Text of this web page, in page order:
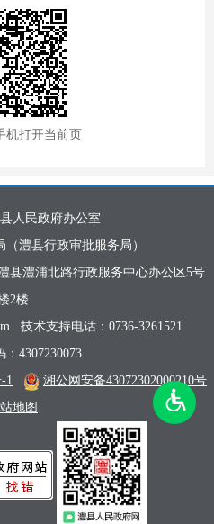
机打开当前页
人民政府办公室
澧县行政审批服务局）
县澧浦北路行政服务中心办公区5号
2楼
技术支持电话：0736-3261521
：4307230073
1
湘公网安备43072302000210号
地图